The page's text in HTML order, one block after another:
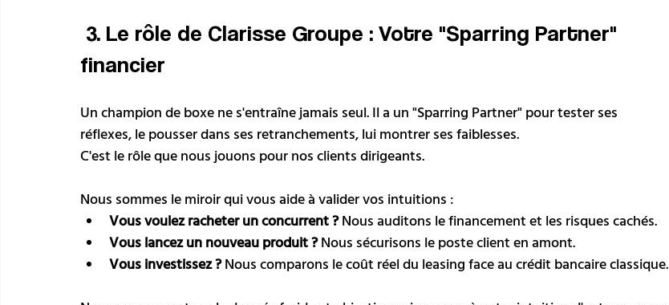
financier
Un champion de boxe ne s'entraîne jamais seul. Il a un "Sparring Partner" pour tester ses
réflexes, le pousser dans ses retranchements, lui montrer ses faiblesses.
C'est le rôle que nous jouons pour nos clients dirigeants.
Nous sommes le miroir qui vous aide à valider vos intuitions :
Vous voulez racheter un concurrent ? Nous auditons le financement et les risques cachés.
Vous lancez un nouveau produit ? Nous sécurisons le poste client en amont.
Vous investissez ? Nous comparons le coût réel du leasing face au crédit bancaire classique.